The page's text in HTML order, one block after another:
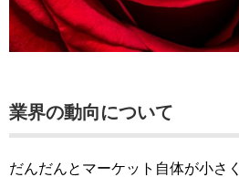
業界の動向について
だんだんとマーケット自体が小さ